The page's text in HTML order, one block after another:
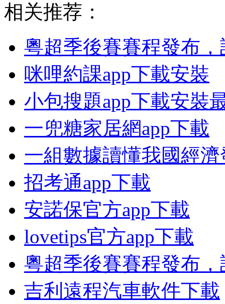
相关推荐：
粵超季後賽賽程發布
咪哩約課app下載安裝
小包搜題app下載安裝
一兜糖家居網app下載
一組數據讀懂我國經
招考通app下載
安諾保官方app下載
lovetips官方app下載
粵超季後賽賽程發布
吉利遠程汽車軟件下載